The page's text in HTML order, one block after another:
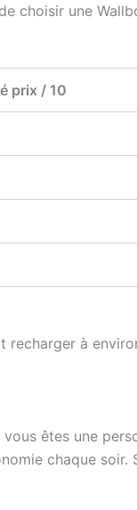
choisir une
prix / 10
recharger à
êtes une
chaque soir.